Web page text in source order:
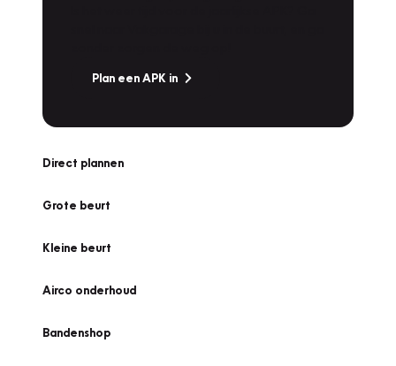
Plan een APK in
Direct plannen
Grote beurt
Kleine beurt
Airco onderhoud
Bandenshop